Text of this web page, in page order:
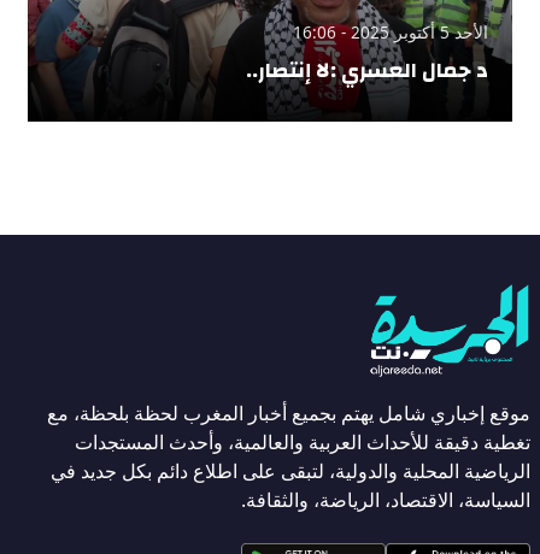
الأحد 5 أكتوبر 2025 - 16:06
د جمال العسري :لا إنتصار..
موقع إخباري شامل يهتم بجميع أخبار المغرب لحظة بلحظة، مع
تغطية دقيقة للأحداث العربية والعالمية، وأحدث المستجدات
الرياضية المحلية والدولية، لتبقى على اطلاع دائم بكل جديد في
السياسة، الاقتصاد، الرياضة، والثقافة.